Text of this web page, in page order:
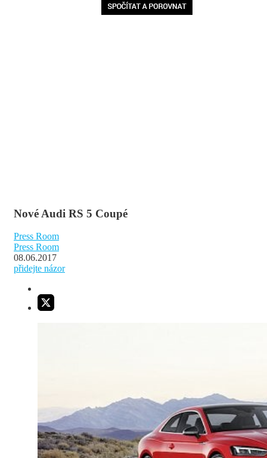
Nové Audi RS 5 Coupé
Press Room
Press Room
08.06.2017
přidejte názor